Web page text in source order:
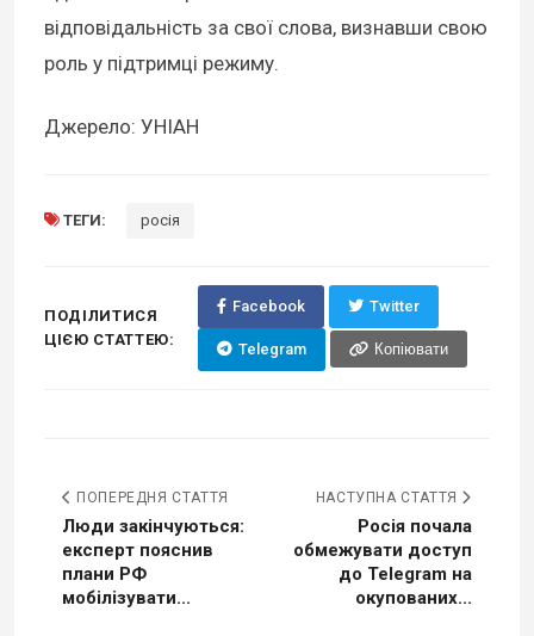
відповідальність за свої слова, визнавши свою
роль у підтримці режиму.
Джерело: УНІАН
ТЕГИ: росія
ПОДІЛИТИСЯ
ЦІЄЮ СТАТТЕЮ:
Facebook Twitter
Telegram Копіювати
ПОПЕРЕДНЯ СТАТТЯ
Люди закінчуються:
експерт пояснив
плани РФ
мобілізувати...
НАСТУПНА СТАТТЯ
Росія почала
обмежувати доступ
до Telegram на
окупованих...